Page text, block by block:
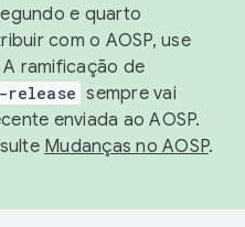
e quarto
com o AOSP, use
A ramificação de
sempre vai
enviada ao AOSP.
Mudanças no AOSP.